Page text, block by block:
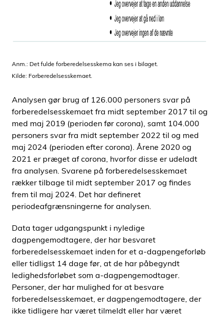
Anm.: Det fulde forberedelsesskema kan ses i bilaget.
Kilde: Forberedelsesskemaet.
Analysen gør brug af 126.000 personers svar på
forberedelsesskemaet fra midt september 2017 til og
med maj 2019 (perioden før corona), samt 104.000
personers svar fra midt september 2022 til og med
maj 2024 (perioden efter corona). Årene 2020 og
2021 er præget af corona, hvorfor disse er udeladt
fra analysen. Svarene på forberedelsesskemaet
rækker tilbage til midt september 2017 og findes
frem til maj 2024. Det har defineret
periodeafgrænsningerne for analysen.
Data tager udgangspunkt i nyledige
dagpengemodtagere, der har besvaret
forberedelsesskemaet inden for et a-dagpengeforløb
eller tidligst 14 dage før, at de har påbegyndt
ledighedsforløbet som a-dagpengemodtager.
Personer, der har mulighed for at besvare
forberedelsesskemaet, er dagpengemodtagere, der
ikke tidligere har været tilmeldt eller har været